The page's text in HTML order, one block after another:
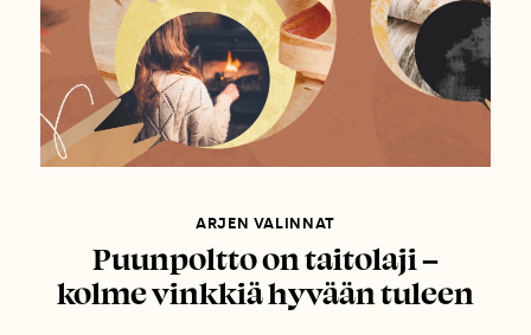
ARJEN VALINNAT
Puunpoltto on taitolaji –
kolme vinkkiä hyvään tuleen